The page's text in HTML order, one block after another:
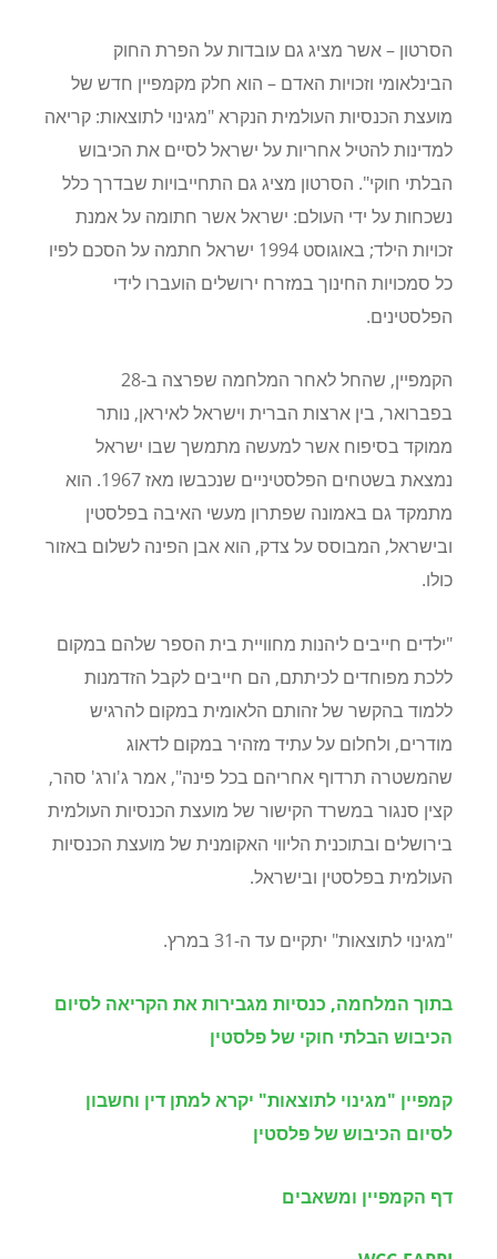
הסרטון – אשר מציג גם עובדות על הפרת החוק
הבינלאומי וזכויות האדם – הוא חלק מקמפיין חדש של
מועצת הכנסיות העולמית הנקרא "מגינוי לתוצאות: קריאה
למדינות להטיל אחריות על ישראל לסיים את הכיבוש
הבלתי חוקי". הסרטון מציג גם התחייבויות שבדרך כלל
נשכחות על ידי העולם: ישראל אשר חתומה על אמנת
זכויות הילד; באוגוסט 1994 ישראל חתמה על הסכם לפיו
כל סמכויות החינוך במזרח ירושלים הועברו לידי
הפלסטינים.
הקמפיין, שהחל לאחר המלחמה שפרצה ב-28
בפברואר, בין ארצות הברית וישראל לאיראן, נותר
ממוקד בסיפוח אשר למעשה מתמשך שבו ישראל
נמצאת בשטחים הפלסטיניים שנכבשו מאז 1967. הוא
מתמקד גם באמונה שפתרון מעשי האיבה בפלסטין
ובישראל, המבוסס על צדק, הוא אבן הפינה לשלום באזור
כולו.
"ילדים חייבים ליהנות מחוויית בית הספר שלהם במקום
ללכת מפוחדים לכיתתם, הם חייבים לקבל הזדמנות
ללמוד בהקשר של זהותם הלאומית במקום להרגיש
מודרים, ולחלום על עתיד מזהיר במקום לדאוג
שהמשטרה תרדוף אחריהם בכל פינה", אמר ג'ורג' סהר,
קצין סנגור במשרד הקישור של מועצת הכנסיות העולמית
בירושלים ובתוכנית הליווי האקומנית של מועצת הכנסיות
העולמית בפלסטין ובישראל.
"מגינוי לתוצאות" יתקיים עד ה-31 במרץ.
בתוך המלחמה, כנסיות מגבירות את הקריאה לסיום
הכיבוש הבלתי חוקי של פלסטין
קמפיין "מגינוי לתוצאות" יקרא למתן דין וחשבון
לסיום הכיבוש של פלסטין
דף הקמפיין ומשאבים